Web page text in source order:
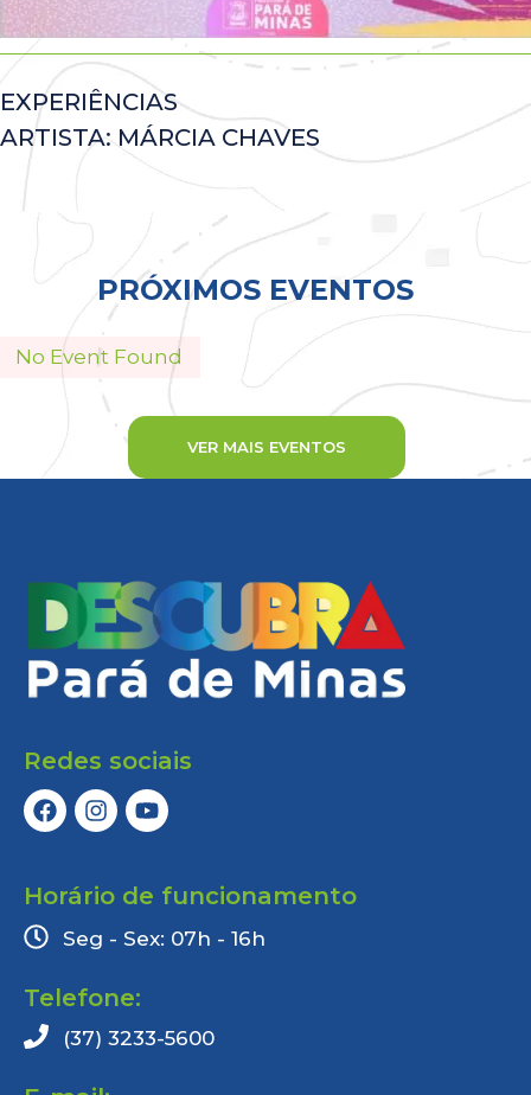
EXPERIÊNCIAS
ARTISTA: MÁRCIA CHAVES
PRÓXIMOS EVENTOS
Todos
No Event Found
VER MAIS EVENTOS
Redes sociais
Horário de funcionamento
Seg - Sex: 07h - 16h
Telefone:
(37) 3233-5600